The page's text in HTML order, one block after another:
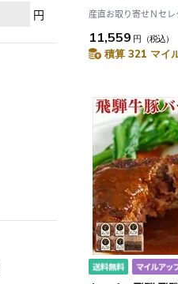
円 産直お取り寄せＮセ
11,559 円 （税込）
積算 321 マイ